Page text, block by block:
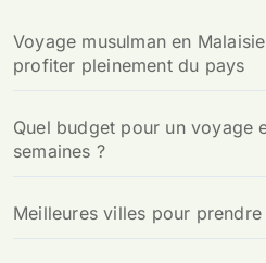
e
r
Voyage musulman en
profiter pleinement du pays
Quel budget pour un voyage
semaines ?
Meilleures villes pour